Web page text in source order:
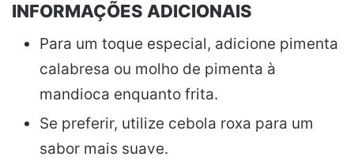
INFORMAÇÕES ADICIONAIS
Para um toque especial, adicione pimenta
calabresa ou molho de pimenta à
mandioca enquanto frita.
Se preferir, utilize cebola roxa para um
sabor mais suave.